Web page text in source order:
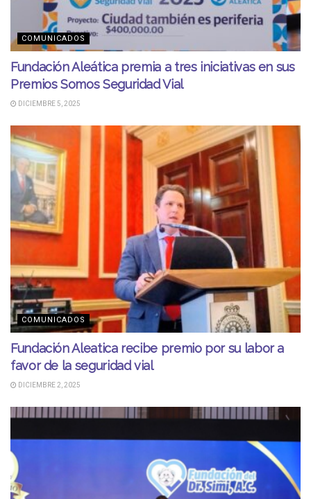
COMUNICADOS
Fundación Aleática premia a tres iniciativas en sus
Premios Somos Seguridad Vial
DICIEMBRE 5, 2025
COMUNICADOS
Fundación Aleatica recibe premio por su labor a
favor de la seguridad vial
DICIEMBRE 2, 2025